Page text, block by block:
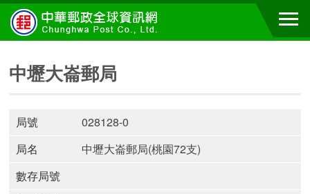
中壢大崙郵局
局號
028128-0
局名
中壢大崙郵局(桃園72支)
數存局號